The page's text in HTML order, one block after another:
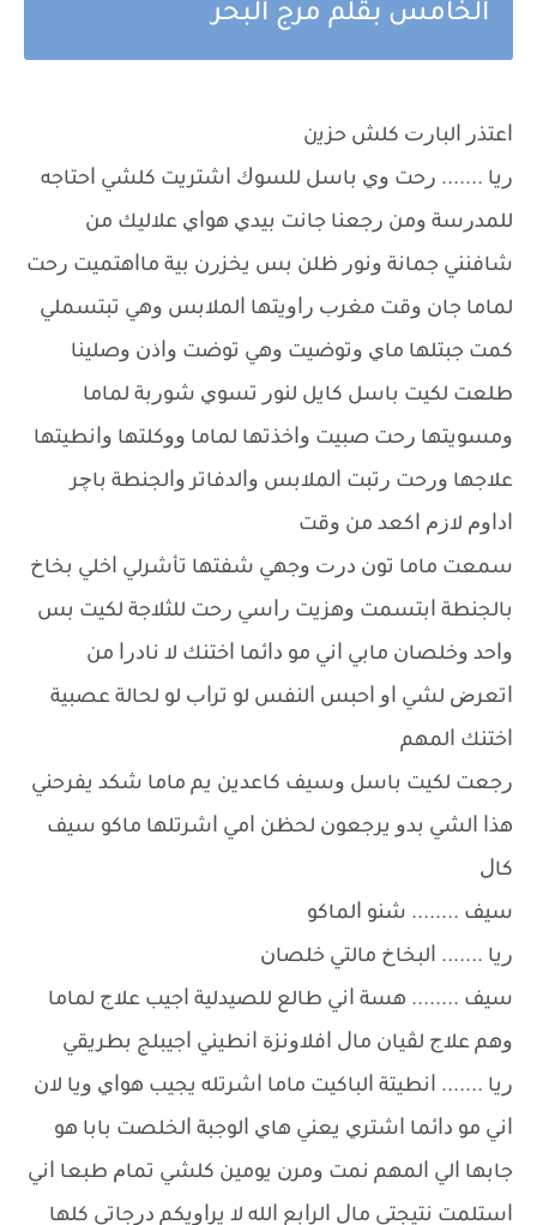
الخامس بقلم مرج البحر
ﺍﻋﺘﺬﺭ ﺍﻟﺒﺎﺭﺕ ﻛﻠﺶ ﺣﺰﻳن
ﺭﻳﺎ ....... ﺭﺣﺖ ﻭﻱ ﺑﺎﺳﻞ ﻟﻠﺴﻮﻙ ﺍﺷﺘﺮﻳﺖ ﻛﻠﺸﻲ ﺍﺣﺘﺎﺟﻪ
ﻟﻠﻤﺪﺭﺳﺔ ﻭﻣﻦ ﺭﺟﻌﻨﺎ ﺟﺎﻧﺖ ﺑﻴﺪﻱ ﻫﻮﺍﻱ ﻋﻼﻟﻴﻚ ﻣﻦ
ﺷﺎﻓﻨﻨﻲ ﺟﻤﺎﻧﺔ ﻭﻧﻮﺭ ﻇﻠﻦ ﺑﺲ ﻳﺨﺰﺭﻥ ﺑﻴﺔ ﻣﺎﺍﻫﺘﻤﻴﺖ ﺭﺣﺖ
ﻟﻤﺎﻣﺎ ﺟﺎﻥ ﻭﻗﺖ ﻣﻐﺮﺏ ﺭﺍﻭﻳﺘﻬﺎ ﺍﻟﻤﻼﺑﺲ ﻭﻫﻲ ﺗﺒﺘﺴﻤﻠﻲ
ﻛﻤﺖ ﺟﺒﺘﻠﻬﺎ ﻣﺎﻱ ﻭﺗﻮﺿﻴﺖ ﻭﻫﻲ ﺗﻮﺿﺖ ﻭﺍﺫﻥ ﻭﺻﻠﻴﻨﺎ
ﻃﻠﻌﺖ ﻟﻜﻴﺖ ﺑﺎﺳﻞ ﻛﺎﻳﻞ ﻟﻨﻮﺭ ﺗﺴﻮﻱ ﺷﻮﺭﺑﺔ ﻟﻤﺎﻣﺎ
ﻭﻣﺴﻮﻳﺘﻬﺎ ﺭﺣﺖ ﺻﺒﻴﺖ ﻭﺍﺧﺬﺗﻬﺎ ﻟﻤﺎﻣﺎ ﻭﻭﻛﻠﺘﻬﺎ ﻭﺍﻧﻄﻴﺘﻬﺎ
ﻋﻼﺟﻬﺎ ﻭﺭﺣﺖ ﺭﺗﺒﺖ ﺍﻟﻤﻼﺑﺲ ﻭﺍﻟﺪﻓﺎﺗﺮ ﻭﺍﻟﺠﻨﻄﺔ ﺑﺎﭼﺮ
ﺍﺩﺍﻭﻡ ﻻﺯﻡ ﺍﻛﻌﺪ ﻣﻦ ﻭﻗﺖ
ﺳﻤﻌﺖ ﻣﺎﻣﺎ ﺗﻮﻥ ﺩﺭﺕ ﻭﺟﻬﻲ ﺷﻔﺘﻬﺎ ﺗﺄﺷﺮﻟﻲ ﺍﺧﻠﻲ ﺑﺨﺎﺥ
ﺑﺎﻟﺠﻨﻄﺔ ﺍﺑﺘﺴﻤﺖ ﻭﻫﺰﻳﺖ ﺭﺍﺳﻲ ﺭﺣﺖ ﻟﻠﺜﻼﺟﺔ ﻟﻜﻴﺖ ﺑﺲ
ﻭﺍﺣﺪ ﻭﺧﻠﺼﺎﻥ ﻣﺎﺑﻲ ﺍﻧﻲ ﻣﻮ ﺩﺍﺋﻤﺎ ﺍﺧﺘﻨﻚ ﻻ ﻧﺎﺩﺭﺍ ﻣﻦ
ﺍﺗﻌﺮﺽ ﻟﺸﻲ ﺍﻭ ﺍﺣﺒﺲ ﺍﻟﻨﻔﺲ ﻟﻮ ﺗﺮﺍﺏ ﻟﻮ ﻟﺤﺎﻟﺔ ﻋﺼﺒﻴﺔ
ﺍﺧﺘﻨﻚ ﺍﻟﻤﻬﻢ
ﺭﺟﻌﺖ ﻟﻜﻴﺖ ﺑﺎﺳﻞ ﻭﺳﻴﻒ ﻛﺎﻋﺪﻳﻦ ﻳﻢ ﻣﺎﻣﺎ ﺷﻜﺪ ﻳﻔﺮﺣﻨﻲ
ﻫﺬﺍ ﺍﻟﺸﻲ ﺑﺪﻭ ﻳﺮﺟﻌﻮﻥ ﻟﺤﻈﻦ ﺍﻣﻲ ﺍﺷﺮﺗﻠﻬﺎ ﻣﺎﻛﻮ ﺳﻴﻒ
ﻛﺎﻝ
ﺳﻴﻒ ........ ﺷﻨﻮ ﺍﻟﻤﺎﻛﻮ
ﺭﻳﺎ ....... ﺍﻟﺒﺨﺎﺥ ﻣﺎﻟﺘﻲ ﺧﻠﺼﺎﻥ
ﺳﻴﻒ ........ ﻫﺴﺔ ﺍﻧﻲ ﻃﺎﻟﻊ ﻟﻠﺼﻴﺪﻟﻴﺔ ﺍﺟﻴﺐ ﻋﻼﺝ ﻟﻤﺎﻣﺎ
ﻭﻫﻢ ﻋﻼﺝ ﻟﭭﻴﺎﻥ ﻣﺎﻝ ﺍﻓﻼﻭﻧﺰﺓ ﺍﻧﻄﻴﻨﻲ ﺍﺟﻴﺒﻠﺞ ﺑﻄﺮﻳﻘﻲ
ﺭﻳﺎ ....... ﺍﻧﻄﻴﺘﺔ ﺍﻟﺒﺎﻛﻴﺖ ﻣﺎﻣﺎ ﺍﺷﺮﺗﻠﻪ ﻳﺠﻴﺐ ﻫﻮﺍﻱ ﻭﻳﺎ ﻻﻥ
ﺍﻧﻲ ﻣﻮ ﺩﺍﺋﻤﺎ ﺍﺷﺘﺮﻱ ﻳﻌﻨﻲ ﻫﺎﻱ ﺍﻟﻮﺟﺒﺔ ﺍﻟﺨﻠﺼﺖ ﺑﺎﺑﺎ ﻫﻮ
ﺟﺎﺑﻬﺎ ﺍﻟﻲ ﺍﻟﻤﻬﻢ ﻧﻤﺖ ﻭﻣﺮﻥ ﻳﻮﻣﻴﻦ ﻛﻠﺸﻲ ﺗﻤﺎﻡ ﻃﺒﻌﺎ ﺍﻧﻲ
ﺍﺳﺘﻠﻤﺖ ﻧﺘﻴﺠﺘﻲ ﻣﺎﻝ ﺍﻟﺮﺍﺑﻊ ﺍﻟﻠﻪ ﻻ ﻳﺮﺍﻭﻳﻜﻢ ﺩﺭﺟﺎﺗﻲ ﻛﻠﻬﺎ